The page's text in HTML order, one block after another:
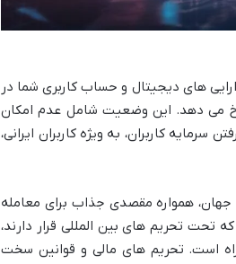
های دیجیتال و حساب کاربری شما در
می دهد. این وضعیت شامل عدم امکان
کاربران، به ویژه کاربران ایرانی،
جهان، همواره مقصدی جذاب برای معامله
تحت تحریم های بین المللی قرار دارند،
است. تحریم های مالی و قوانین سخت